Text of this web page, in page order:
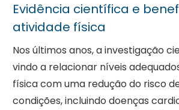
Evidência científica e
atividade física
Nos últimos anos, a investigação
vindo a relacionar níveis
física com uma redução do risco
condições, incluindo doenças